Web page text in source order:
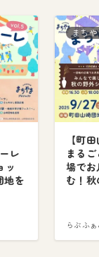
レ
ッ
地を
まち
【町
まる
場で
む！
らぶふ